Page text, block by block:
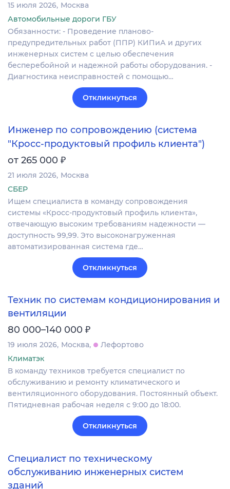
15 июля 2026 Москва
Автомобильные дороги ГБУ
Обязанности: - Проведение планово-
предупредительных работ (ППР) КИПиА и других
инженерных систем с целью обеспечения
бесперебойной и надежной работы оборудования. -
Диагностика неисправностей с помощью…
Откликнуться
Инженер по сопровождению (система
"Кросс-продуктовый профиль клиента")
от 265 000 ₽
21 июля 2026 Москва
СБЕР
Ищем специалиста в команду сопровождения
системы «Кросс-продуктовый профиль клиента»,
отвечающую высоким требованиям надежности —
доступность 99,99. Это высоконагруженная
автоматизированная система где…
Откликнуться
Техник по системам кондиционирования и
вентиляции
80 000–140 000 ₽
19 июля 2026 Москва
Лефортово
Климатэк
В команду техников требуется специалист по
обслуживанию и ремонту климатического и
вентиляционного оборудования. Постоянный объект.
Пятидневная рабочая неделя с 9:00 до 18:00.
Откликнуться
Специалист по техническому
обслуживанию инженерных систем
зданий